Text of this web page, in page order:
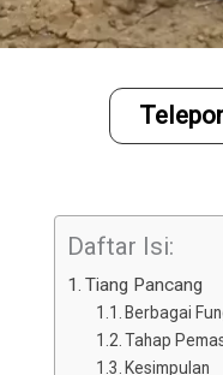
Daftar Isi:
Tiang Pancang
Berbagai
Tahap
Kesimpulan